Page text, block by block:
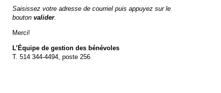
Saisissez votre adresse de courriel puis appuyez sur le
bouton valider.
Merci!
L’Équipe de gestion des bénévoles
T. 514 344-4494, poste 256